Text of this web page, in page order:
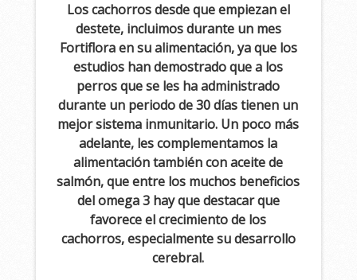
Los cachorros desde que empiezan el
destete, incluimos durante un mes
Fortiflora en su alimentación, ya que los
estudios han demostrado que a los
perros que se les ha administrado
durante un periodo de 30 días tienen un
mejor sistema inmunitario. Un poco más
adelante, les complementamos la
alimentación también con aceite de
salmón, que entre los muchos beneficios
del omega 3 hay que destacar que
favorece el crecimiento de los
cachorros, especialmente su desarrollo
cerebral.